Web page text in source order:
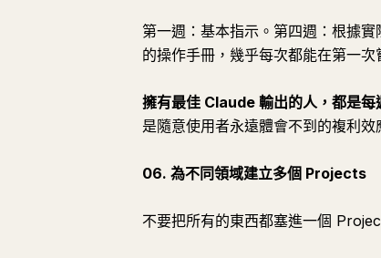
第一週：基本指示。第四週：根據
的操作手冊，幾乎每次都能在第一次
擁有最佳 Claude 輸出的人，都是每
是隨意使用者永遠體會不到的複利效
06. 為不同領域建立多個 Projects
不要把所有的東西都塞進一個